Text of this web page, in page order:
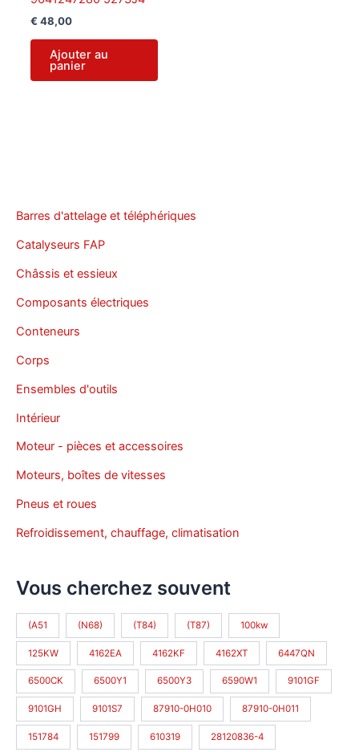
Barres d'attelage et téléphériques
Catalyseurs FAP
Châssis et essieux
Composants électriques
Conteneurs
Corps
Ensembles d'outils
Intérieur
Moteur - pièces et accessoires
Moteurs, boîtes de vitesses
Pneus et roues
Refroidissement, chauffage, climatisation
Vous cherchez souvent
(A51 (N68) (T84) (T87) 100kw
125KW 4162EA 4162KF 4162XT 6447QN
6500CK 6500Y1 6500Y3 6590W1 9101GF
9101GH 9101S7 87910-0H010 87910-0H011
151784 151799 610319 28120836-4
€ 48,00
Ajouter au
panier